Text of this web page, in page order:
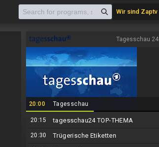
Wir sind Zaptv
Tagesschau 24
20:00 Tagesschau
20:15 tagesschau24 TOP-THEMA
20:30 Trügerische Etiketten